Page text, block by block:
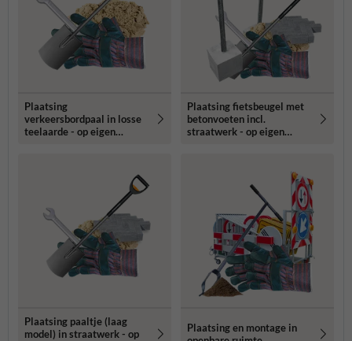
Plaatsing
verkeersbordpaal in losse
teelaarde - op eigen
Plaatsing fietsbeugel met
betonvoeten incl.
straatwerk - op eigen
Plaatsing paaltje (laag
model) in straatwerk - op
Plaatsing en montage in